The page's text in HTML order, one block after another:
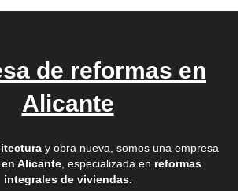
de reformas en
Alicante
y obra nueva, somos una empresa
Alicante, especializada en reformas
integrales de viviendas.